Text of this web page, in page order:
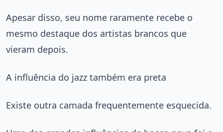
Apesar disso, seu nome raramente recebe o
mesmo destaque dos artistas brancos que
vieram depois.
A influência do jazz também era preta
Existe outra camada frequentemente esquecida.